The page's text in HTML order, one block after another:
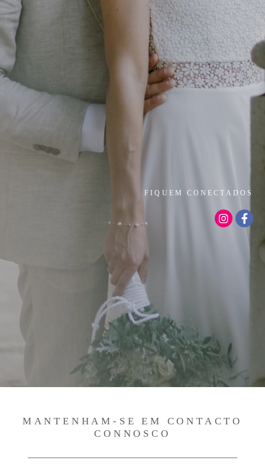
FIQUEM CONECTADOS
MANTENHAM-SE EM CONTACTO
CONNOSCO